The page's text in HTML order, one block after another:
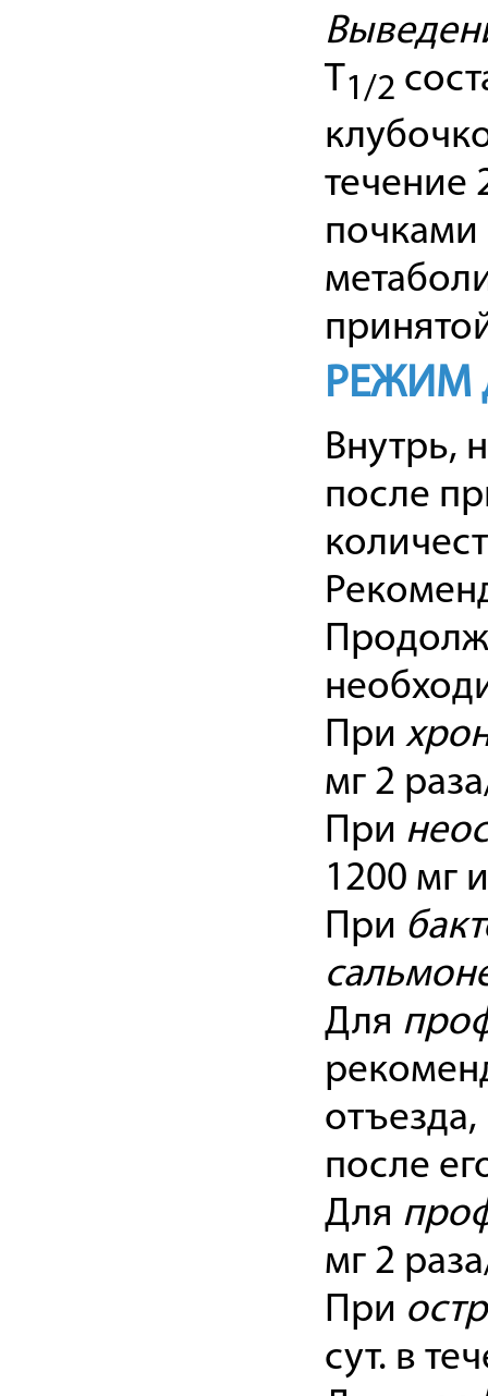
T1/2
течение
почками
РЕЖИМ
Внутрь,
после
При
мг 2
При
1200 мг
При
Для
после
Для
мг 2
При
сут. в